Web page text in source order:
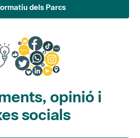
opinió i
socials
Suggeriments